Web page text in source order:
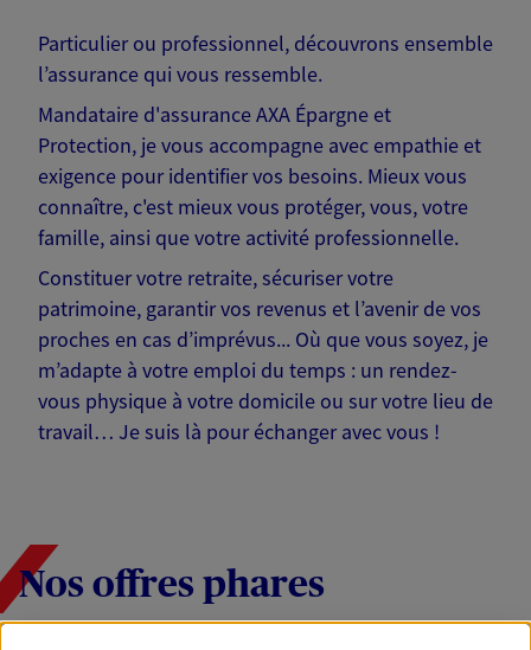
Particulier ou professionnel, découvrons ensemble
l’assurance qui vous ressemble.
Mandataire d'assurance AXA Épargne et
Protection, je vous accompagne avec empathie et
exigence pour identifier vos besoins. Mieux vous
connaître, c'est mieux vous protéger, vous, votre
famille, ainsi que votre activité professionnelle.
Constituer votre retraite, sécuriser votre
patrimoine, garantir vos revenus et l’avenir de vos
proches en cas d’imprévus... Où que vous soyez, je
m’adapte à votre emploi du temps : un rendez-
vous physique à votre domicile ou sur votre lieu de
travail… Je suis là pour échanger avec vous !
Nos offres phares